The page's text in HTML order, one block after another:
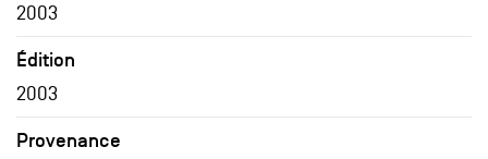
2003
Édition
2003
Provenance